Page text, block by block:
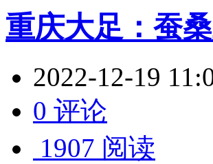
重庆大足：蚕
2022-12-19
0 评论
1907 阅读